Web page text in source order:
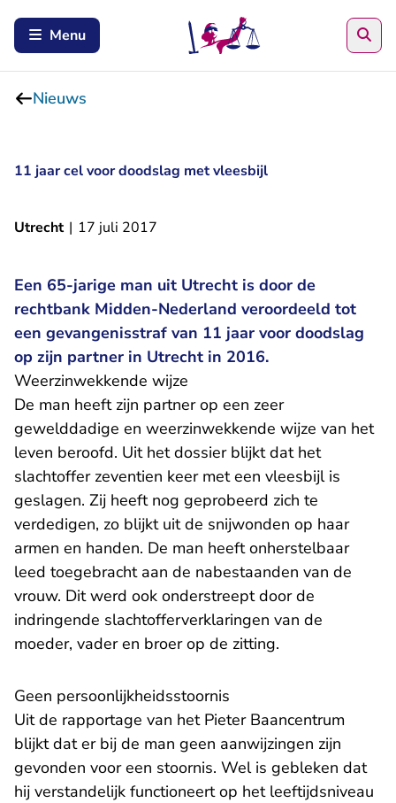
Menu
Nieuws
11 jaar cel voor doodslag met vleesbijl
Utrecht | 17 juli 2017
Een 65-jarige man uit Utrecht is door de
rechtbank Midden-Nederland veroordeeld tot
een gevangenisstraf van 11 jaar voor doodslag
op zijn partner in Utrecht in 2016.
Weerzinwekkende wijze
De man heeft zijn partner op een zeer
gewelddadige en weerzinwekkende wijze van het
leven beroofd. Uit het dossier blijkt dat het
slachtoffer zeventien keer met een vleesbijl is
geslagen. Zij heeft nog geprobeerd zich te
verdedigen, zo blijkt uit de snijwonden op haar
armen en handen. De man heeft onherstelbaar
leed toegebracht aan de nabestaanden van de
vrouw. Dit werd ook onderstreept door de
indringende slachtofferverklaringen van de
moeder, vader en broer op de zitting.
Geen persoonlijkheidsstoornis
Uit de rapportage van het Pieter Baancentrum
blijkt dat er bij de man geen aanwijzingen zijn
gevonden voor een stoornis. Wel is gebleken dat
hij verstandelijk functioneert op het leeftijdsniveau